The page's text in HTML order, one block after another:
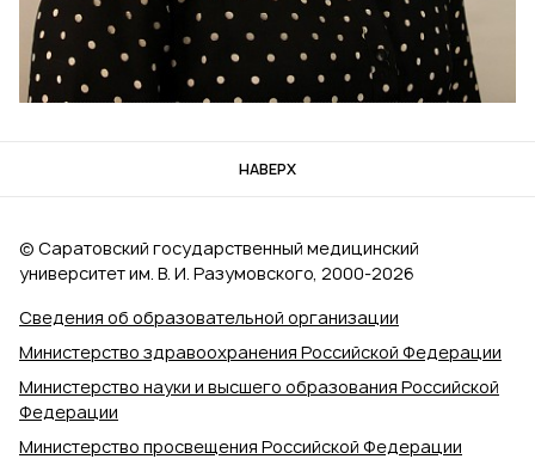
НАВЕРХ
Сведения об образовательной организации
Министерство здравоохранения Российской Федерации
Министерство науки и высшего образования Российской
Федерации
Министерство просвещения Российской Федерации
© Саратовский государственный медицинский
университет им. В. И. Разумовского, 2000‑2026